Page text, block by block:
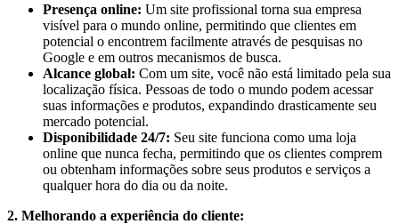
Presença online: Um site profissional torna sua empresa
visível para o mundo online, permitindo que clientes em
potencial o encontrem facilmente através de pesquisas no
Google e em outros mecanismos de busca.
Alcance global: Com um site, você não está limitado pela sua
localização física. Pessoas de todo o mundo podem acessar
suas informações e produtos, expandindo drasticamente seu
mercado potencial.
Disponibilidade 24/7: Seu site funciona como uma loja
online que nunca fecha, permitindo que os clientes comprem
ou obtenham informações sobre seus produtos e serviços a
qualquer hora do dia ou da noite.
2. Melhorando a experiência do cliente: